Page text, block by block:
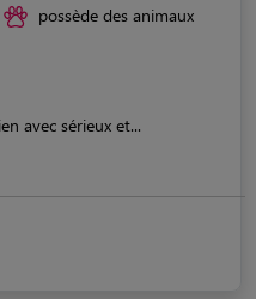
possède des animaux
avec sérieux et...